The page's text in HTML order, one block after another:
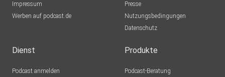
Impressum
Werben auf podcast.de
Presse
Nutzungsbedingungen
Datenschutz
Dienst
Podcast anmelden
Produkte
Podcast-Beratung